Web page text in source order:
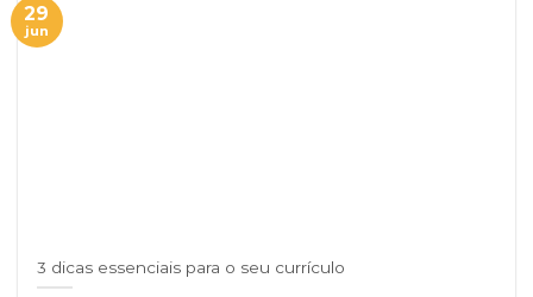
3 dicas essenciais para o seu currículo
29
jun